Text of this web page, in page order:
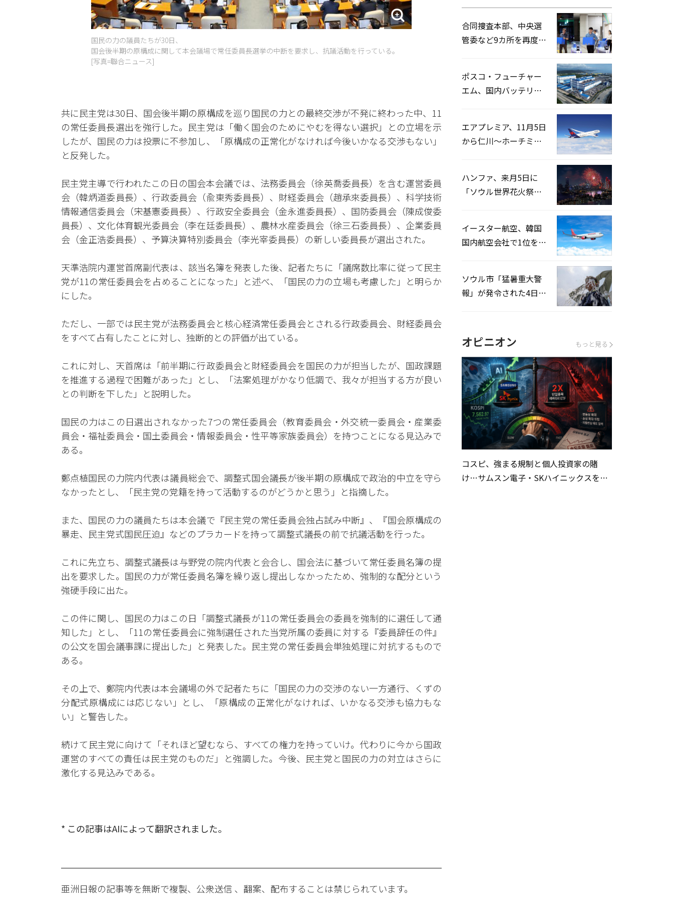
国民の力の議員たちが30日、
国会後半期の原構成に関して本会議場で常任委員長選挙の中断を要求し、抗議活動を行っている。
[写真=聯合ニュース]
共に民主党は30日、国会後半期の原構成を巡り国民の力との最終交渉が不発に終わった中、11
の常任委員長選出を強行した。民主党は「働く国会のためにやむを得ない選択」との立場を示
したが、国民の力は投票に不参加し、「原構成の正常化がなければ今後いかなる交渉もない」
と反発した。
民主党主導で行われたこの日の国会本会議では、法務委員会（徐英喬委員長）を含む運営委員
会（韓炳道委員長）、行政委員会（兪東秀委員長）、財経委員会（趙承來委員長）、科学技術
情報通信委員会（宋基憲委員長）、行政安全委員会（金永進委員長）、国防委員会（陳成俊委
員長）、文化体育観光委員会（李在廷委員長）、農林水産委員会（徐三石委員長）、企業委員
会（金正浩委員長）、予算決算特別委員会（李光宰委員長）の新しい委員長が選出された。
天準浩院内運営首席副代表は、該当名簿を発表した後、記者たちに「議席数比率に従って民主
党が11の常任委員会を占めることになった」と述べ、「国民の力の立場も考慮した」と明らか
にした。
ただし、一部では民主党が法務委員会と核心経済常任委員会とされる行政委員会、財経委員会
をすべて占有したことに対し、独断的との評価が出ている。
これに対し、天首席は「前半期に行政委員会と財経委員会を国民の力が担当したが、国政課題
を推進する過程で困難があった」とし、「法案処理がかなり低調で、我々が担当する方が良い
との判断を下した」と説明した。
国民の力はこの日選出されなかった7つの常任委員会（教育委員会・外交統一委員会・産業委
員会・福祉委員会・国土委員会・情報委員会・性平等家族委員会）を持つことになる見込みで
ある。
鄭点植国民の力院内代表は議員総会で、調整式国会議長が後半期の原構成で政治的中立を守ら
なかったとし、「民主党の党籍を持って活動するのがどうかと思う」と指摘した。
また、国民の力の議員たちは本会議で『民主党の常任委員会独占試み中断』、『国会原構成の
暴走、民主党式国民圧迫』などのプラカードを持って調整式議長の前で抗議活動を行った。
これに先立ち、調整式議長は与野党の院内代表と会合し、国会法に基づいて常任委員名簿の提
出を要求した。国民の力が常任委員名簿を繰り返し提出しなかったため、強制的な配分という
強硬手段に出た。
この件に関し、国民の力はこの日「調整式議長が11の常任委員会の委員を強制的に選任して通
知した」とし、「11の常任委員会に強制選任された当党所属の委員に対する『委員辞任の件』
の公文を国会議事課に提出した」と発表した。民主党の常任委員会単独処理に対抗するもので
ある。
その上で、鄭院内代表は本会議場の外で記者たちに「国民の力の交渉のない一方通行、くずの
分配式原構成には応じない」とし、「原構成の正常化がなければ、いかなる交渉も協力もな
い」と警告した。
続けて民主党に向けて「それほど望むなら、すべての権力を持っていけ。代わりに今から国政
運営のすべての責任は民主党のものだ」と強調した。今後、民主党と国民の力の対立はさらに
激化する見込みである。
* この記事はAIによって翻訳されました。
亜洲日報の記事等を無断で複製、公衆送信 、翻案、配布することは禁じられています。
合同捜査本部、中央選
管委など9カ所を再度家
ポスコ・フューチャー
エム、国内バッテリー
エアプレミア、11月5日
から仁川〜ホーチミン
ハンファ、来月5日に
「ソウル世界花火祭り
イースター航空、韓国
国内航空会社で1位を記
ソウル市「猛暑重大警
報」が発令された4日、
オピニオン もっと見る
コスピ、強まる規制と個人投資家の賭
け…サムスン電子・SKハイニックスを巡